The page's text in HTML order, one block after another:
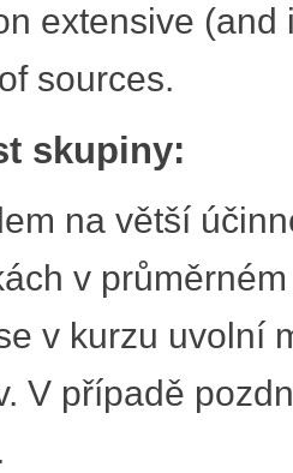
extensive
sources.
skupiny:
na větší
v
v kurzu uvolní
V případě